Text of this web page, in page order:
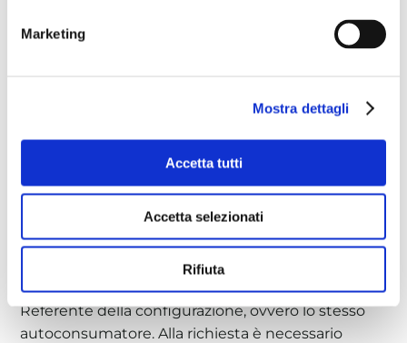
Marketing
Mostra dettagli
Accetta tutti
Accetta selezionati
Rifiuta
Come diventare
Per diventare autoconsumatori a distanza è
possibileinviare la richiesta al GSE,
esclusivamente per via telematica. Per farlo,
naturalmente,è essenziale rispettare i requisiti
richiesti dalla normativa
di riferimento in
del GSE.
A fare richiesta può essere solo il Soggetto
Referente della configurazione, ovvero lo stesso
autoconsumatore. Alla richiesta è necessario